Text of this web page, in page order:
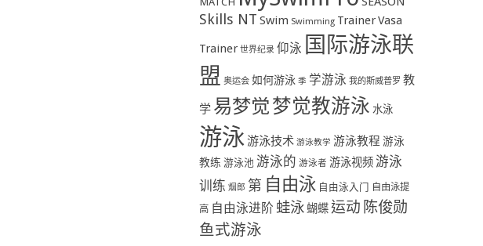
Skills NT Swim Swimming TrainerVasa
Trainer 世界纪录 仰泳 国际游泳联
盟 奥运会 如何游泳 季 学游泳 我的斯威普罗 教
学 易梦觉梦觉教游泳 水泳
游泳游泳技术 游泳教学 游泳教程 游泳
教练 游泳池 游泳的 游泳者 游泳视频 游泳
训练 烟郎 第 自由泳 自由泳入门 自由泳提
高 自由泳进阶 蛙泳蝴蝶运动 陈俊勋
鱼式游泳